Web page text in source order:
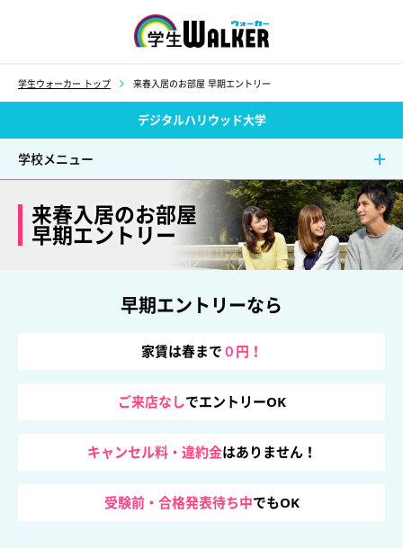
学生ウォーカー トップ 来春入居のお部屋 早期エントリー
デジタルハリウッド大学
学校メニュー
来春入居のお部屋
早期エントリー
早期エントリーなら
家賃は春まで ０円！
ご来店なしでエントリーOK
キャンセル料・違約金はありません！
受験前・合格発表待ち中でもOK